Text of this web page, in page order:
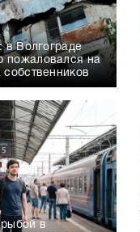
в Волгограде
пожаловался на
в